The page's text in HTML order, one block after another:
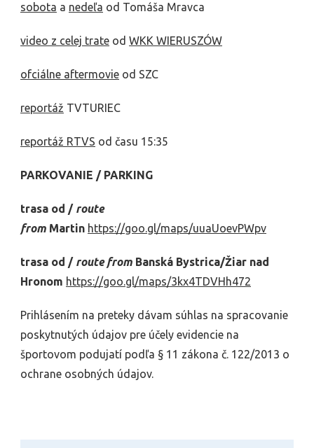
sobota a nedeľa od Tomáša Mravca
video z celej trate od WKK WIERUSZÓW
ofciálne aftermovie od SZC
reportáž TVTURIEC
reportáž RTVS od času 15:35
PARKOVANIE / PARKING
trasa od / route
from Martin https://goo.gl/maps/uuaUoevPWpv
trasa od / route from Banská Bystrica/Žiar nad
Hronom https://goo.gl/maps/3kx4TDVHh472
Prihlásením na preteky dávam súhlas na spracovanie
poskytnutých údajov pre účely evidencie na
športovom podujatí podľa § 11 zákona č. 122/2013 o
ochrane osobných údajov.